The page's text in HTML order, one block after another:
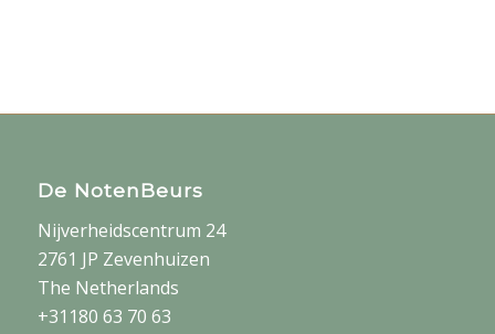
De NotenBeurs
Nijverheidscentrum 24
2761 JP Zevenhuizen
The Netherlands
+31180 63 70 63